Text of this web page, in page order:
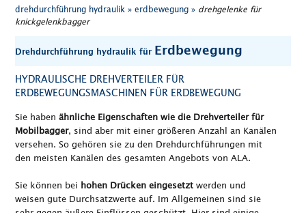
drehdurchführung hydraulik » erdbewegung » drehgelenke für
knickgelenkbagger
Drehdurchführung hydraulik für Erdbewegung
HYDRAULISCHE DREHVERTEILER FÜR
ERDBEWEGUNGSMASCHINEN FÜR ERDBEWEGUNG
Sie haben ähnliche Eigenschaften wie die Drehverteiler für
Mobilbagger, sind aber mit einer größeren Anzahl an Kanälen
versehen. So gehören sie zu den Drehdurchführungen mit
den meisten Kanälen des gesamten Angebots von ALA.
Sie können bei hohen Drücken eingesetzt werden und
weisen gute Durchsatzwerte auf. Im Allgemeinen sind sie